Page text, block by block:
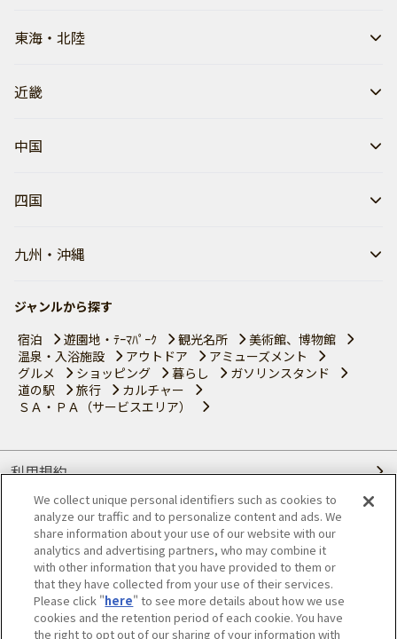
東海・北陸
近畿
中国
四国
九州・沖縄
ジャンルから探す
宿泊
遊園地・ﾃｰﾏﾊﾟｰｸ 観光名所
美術館、博物館
温泉・入浴施設
アウトドア
アミューズメント
グルメ
ショッピング 暮らし
ガソリンスタンド
道の駅
旅行
カルチャー
ＳＡ・ＰＡ（サービスエリア）
利用規約
個人情報の取り扱いについて
会員優待サービスの提携をご検討の方へ
JAFホームページ
© JAPAN AUTOMOBILE FEDERATION. All rights reserved.
We collect unique personal identifiers such as cookies to
analyze our traffic and to personalize content and ads. We
share information about your use of our website with our
analytics and advertising partners, who may combine it
with other information that you have provided to them or
that they have collected from your use of their services.
Please click "here" to see more details about how we use
cookies and the retention period of each cookie. You have
the right to opt out of our sharing of your information with